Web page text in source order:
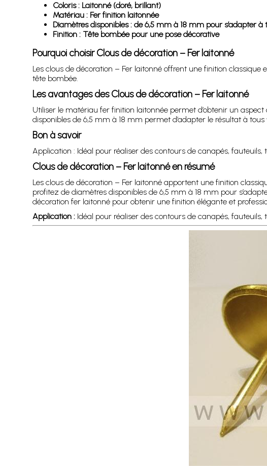
Coloris : Laitonné (doré, brillant)
Matériau : Fer finition laitonnée
Diamètres disponibles : de 6,5 mm à 18 mm pour s’adapter à
Finition : Tête bombée pour une pose décorative
Pourquoi choisir Clous de décoration – Fer laitonné
Les clous de décoration – Fer laitonné offrent une finition
tête bombée.
Les avantages des Clous de décoration – Fer laitonné
Utiliser le matériau fer finition laitonnée permet d’obtenir un
disponibles de 6,5 mm à 18 mm permet d’adapter le résultat à
Bon à savoir
Application : Idéal pour réaliser des contours de canapés,
Clous de décoration – Fer laitonné en résumé
Les clous de décoration – Fer laitonné apportent une finition
profitez de diamètres disponibles de 6,5 mm à 18 mm pour
décoration fer laitonné pour obtenir une finition élégante et
Application :Idéal pour réaliser des contours de canapés,